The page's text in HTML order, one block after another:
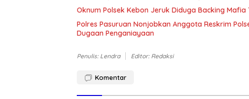
Oknum Polsek Kebon Jeruk Diduga Backing
Polres Pasuruan Nonjobkan Anggota Reskrim
Dugaan Penganiayaan
Penulis: Lendra Editor: Redaksi
Komentar